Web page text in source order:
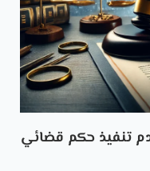
تنفيذ حكم قضائي